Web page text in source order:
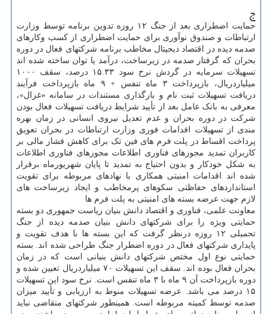
ج
حمایت اضطراری بعد از جنگ ۱۲ روزه تدوین برنامه توسط وزارت
ارتباطات و صندوق نوآوری برای حمایت اضطراری از کسب وکارهای
صدمه دیده در اقتصاد دیجیتال مخاطب برنامه شرکتهای فعال در دوره
بحران که گرفتار صدمه در زیرساخت، درآمد یا توان ساخته شده اند
تسهیلات سرمایه در گردش نرخ سود ۱۵.۳۳ درصد، سقف ۱۰۰۰
میلیاردریال، بازپرداخت ۳ ماه تنفس + ۹ ماه بازپرداخت فرآیند
دریافت تسهیلات ثبت نام و بارگذاری مستندات در سامانه «غزال»،
معرفی به بانک عامل بعد از تأیید شرایط دریافت تسهیلات فعال بودن
شرکت در دوره بحران و عدم تعدیل نیروی انسانی در زمان بهره
مندی از تسهیلات اقدامات فوری وزارت ارتباطات در بحران تعویق
پرداخت اقساط در پلت فرم های فین تک برای کاهش فشار مالی بر
کاربران تمدید مجوزهای فناوری اطلاعات مجوزهای فناوری اطلاعات
به شکل خودکار و بدون احتیاج به تمدید تا پایان شهریورماه برقرار
شده اند اقدامات امنیتی همکاری با نهادهای مربوطه برای تقویت
استانداردهای حفاظتی سکوهای پرمخاطب و ایجاد زیرساخت های
لازم جهت عرضه بسته های امنیتی به پلت فرم ها
معاونت علمی، فناوری و اقتصاد دانش بنیان ریاست جمهوری دو بسته
حمایتی ویژه را برای شرکتهای دانش بنیان صدمه دیده از جنگ
تحمیلی ۱۲ روزه درنظر گرفت که این بسته ها با هدف تقویت و
پایداری شرکتهای فعال در دوره اضطرار جنگ طراحی شده اند. بسته
حمایتی نوع اول مختص شرکتهای دانش بنیانی است که در زمان
بحران فعال بوده اند. سقف این تسهیلات ۷۰ میلیاردریال تعیین شده و
دوره بازپرداخت آن ۹ ماه با ۳ ماه تنفس است. نرخ سود این تسهیلات
۱۵ درصد می باشد. عرضه تسهیلات منوط به ارزیابی و تأیید میزان
صدمه توسط کمیته مربوطه است. همینطور شرکتهای متقاضی نباید